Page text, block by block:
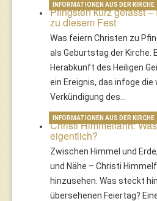
Pfingsten kurz gefasst
zu diesem Fest
Was feiern Christen zu
als Geburtstag der Kirche.
Herabkunft des Heiligen
ein Ereignis, das infoge
Verkündigung des…
INFORMATIONEN AUS DER KIRCHE
Christi Himmelfahrt:
eigentlich?
Zwischen Himmel und
und Nähe – Christi
hinzusehen. Was steckt
übersehenen Feiertag?
INFORMATIONEN AUS DER KIRCHE